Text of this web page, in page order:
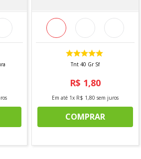
Tnt 40 Gr Sf
R$ 1,80
Em até 1x R$ 1,80 sem juros
COMPRAR